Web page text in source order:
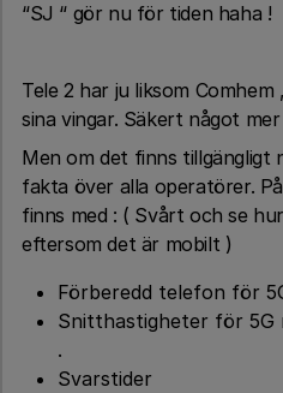
“SJ “ gör nu för tiden haha !
Tele 2 har ju liksom Comhem
sina vingar. Säkert något
Men om det finns tillgängligt
fakta över alla operatörer.
finns med : ( Svårt och se
eftersom det är mobilt )
Förberedd telefon för
Snitthastigheter för
.
Svarstider